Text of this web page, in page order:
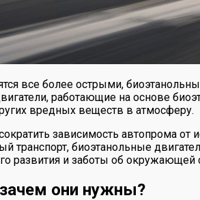
все более острыми,
работающие на основе
вредных веществ в атмосферу.
зависимость автопрома
транспорт, биоэтанольные
развития и заботы об окружающей
они нужны?